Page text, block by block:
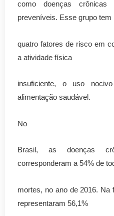
como doenças crônicas
preveníveis. Esse grupo tem
quatro fatores de risco em
a atividade física
insuficiente, o uso
alimentação saudável.
No
Brasil, as doenças
corresponderam a 54% de
mortes, no ano de 2016. Na
representaram 56,1%